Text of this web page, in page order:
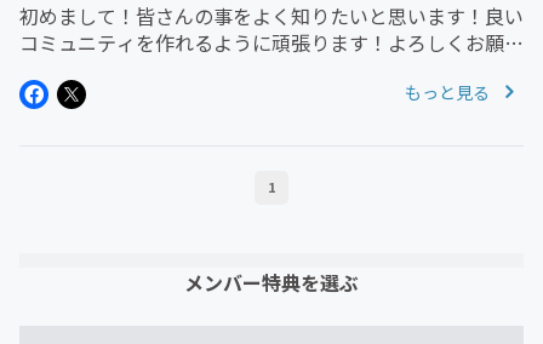
初めまして！皆さんの事をよく知りたいと思います！良い
コミュニティを作れるように頑張ります！よろしくお願い
もっと見る
1
メンバー特典を選ぶ